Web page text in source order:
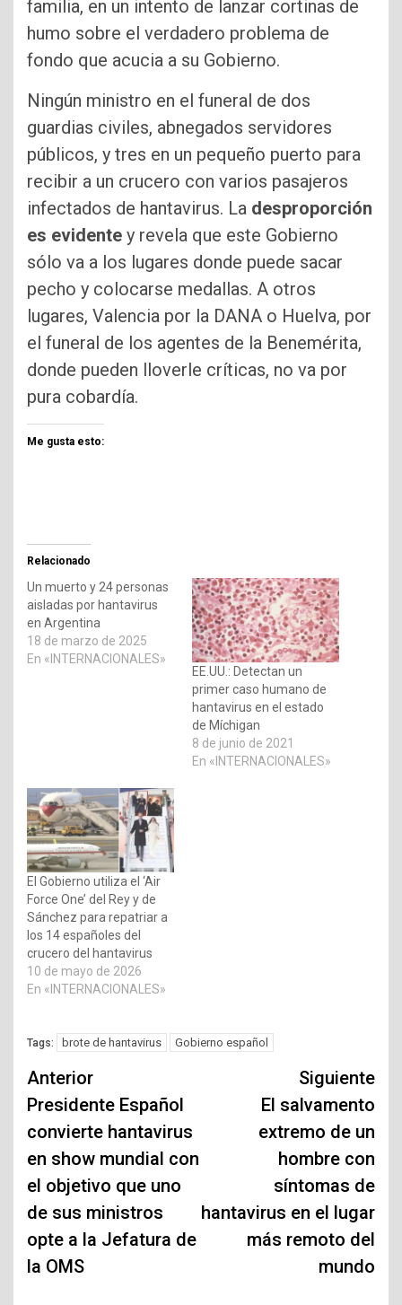
familia, en un intento de lanzar cortinas de
humo sobre el verdadero problema de
fondo que acucia a su Gobierno.
Ningún ministro en el funeral de dos
guardias civiles, abnegados servidores
públicos, y tres en un pequeño puerto para
recibir a un crucero con varios pasajeros
infectados de hantavirus. La desproporción
es evidente y revela que este Gobierno
sólo va a los lugares donde puede sacar
pecho y colocarse medallas. A otros
lugares, Valencia por la DANA o Huelva, por
el funeral de los agentes de la Benemérita,
donde pueden lloverle críticas, no va por
pura cobardía.
Me gusta esto:
Relacionado
Un muerto y 24 personas
aisladas por hantavirus
en Argentina
18 de marzo de 2025
En «INTERNACIONALES»
EE.UU.: Detectan un
primer caso humano de
hantavirus en el estado
de Míchigan
8 de junio de 2021
En «INTERNACIONALES»
El Gobierno utiliza el ‘Air
Force One’ del Rey y de
Sánchez para repatriar a
los 14 españoles del
crucero del hantavirus
10 de mayo de 2026
En «INTERNACIONALES»
Tags: brote de hantavirus Gobierno español
Navegación
de
entradas
Anterior
Presidente Español
convierte hantavirus
en show mundial con
el objetivo que uno
de sus ministros
opte a la Jefatura de
la OMS
Siguiente
El salvamento
extremo de un
hombre con
síntomas de
hantavirus en el lugar
más remoto del
mundo